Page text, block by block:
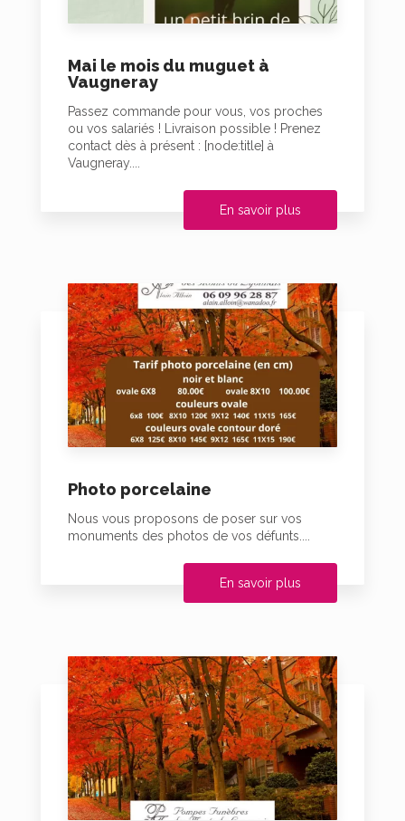
Mai le mois du muguet à
Vaugneray
Passez commande pour vous, vos proches
ou vos salariés ! Livraison possible ! Prenez
contact dès à présent : [node:title] à
Vaugneray....
En savoir plus
Photo porcelaine
Nous vous proposons de poser sur vos
monuments des photos de vos défunts....
En savoir plus